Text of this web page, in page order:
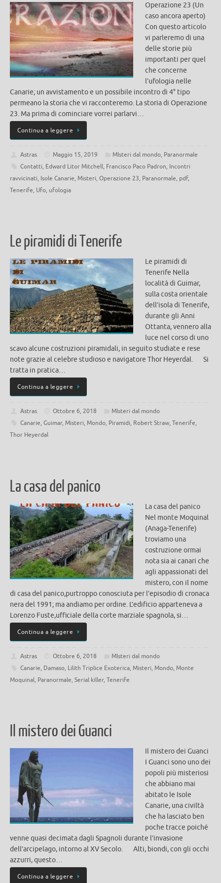
Operazione 23 (Un
caso ancora aperto)
Con questo articolo
vi parleremo di una
delle storie più
importanti per quel
che concerne
l’ufologia nelle
Canarie; un avvistamento e un possibile incontro di 4° tipo
permeano la storia che vi racconteremo. La storia di Operazione
23. Ma prima di cominciare vorrei parlarvi…
Continua a leggere
Astras Maggio 15, 2019 MIsteri dal mondo, Paranormale
Contatti, Edward Litor Mitchell, Francisco Paco Padron, Incontri
ravvicinati, Isole Canarie, Misteri, Operazione 23, Paranormale, pdf,
Tenerife, Ufo, ufologia
Le piramidi di Tenerife
Le piramidi di
Tenerife Nella
località di Guimar,
sulla costa orientale
dell’isola di Tenerife,
durante gli Anni
Ottanta, vennero alla
luce nel corso di uno
scavo alcune costruzioni piramidali, in seguito studiate e rese
note grazie al celebre studioso e navigatore Thor Heyerdal. Si
tratta in pratica…
Continua a leggere
Astras Ottobre 6, 2018
MIsteri dal mondo
Canarie, Guimar, Misteri, Mondo, Piramidi, Robert Straw, Tenerife,
Thor Heyerdal
La casa del panico
La casa del panico
Nel monte Moquinal
(Anaga-Tenerife)
troviamo una
costruzione ormai
nota sia ai canari che
agli appassionati del
mistero, con il nome
di casa del panico,purtroppo conosciuta per l’episodio di cronaca
nera del 1991; ma andiamo per ordine. L’edificio apparteneva a
Lorenzo Fuste,ufficiale della corte marziale spagnola, si…
Continua a leggere
Astras Ottobre 6, 2018
MIsteri dal mondo
Canarie, Damaso, Lilith Triplice Exoterica, Misteri, Mondo, Monte
Moquinal, Paranormale, Serial killer, Tenerife
Il mistero dei Guanci
Il mistero dei Guanci
I Guanci sono uno dei
popoli più misteriosi
che abbiano mai
abitato le Isole
Canarie, una civiltà
che ha lasciato ben
poche tracce poiché
venne quasi decimata dagli Spagnoli durante l’invasione
dell’arcipelago, intorno al XV Secolo. Alti, biondi, con gli occhi
azzurri, questo…
Continua a leggere